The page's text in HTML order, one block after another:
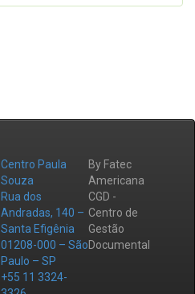
Centro Paula
Souza
Rua dos
Andradas, 140 –
Santa Efigênia
01208-000 – São
Paulo – SP
+55 11 3324-
By Fatec
Americana
CGD -
Centro de
Gestão
Documental